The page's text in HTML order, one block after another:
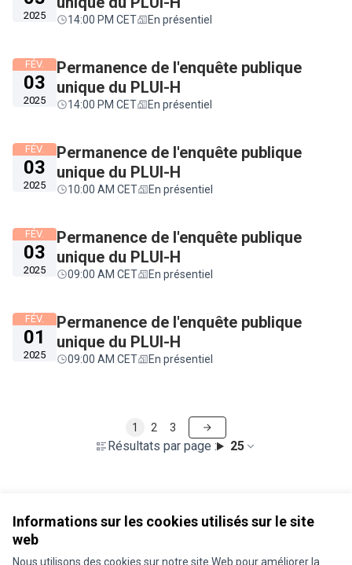
Informations sur les cookies utilisés sur le site
web
Nous utilisons des cookies sur notre site Web pour améliorer la
2025 14:00 PM CET En présentiel
FÉV.
03
2025
Permanence de l'enquête publique
unique du PLUI-H
14:00 PM CET En présentiel
FÉV.
03
2025
Permanence de l'enquête publique
unique du PLUI-H
10:00 AM CET En présentiel
FÉV.
03
2025
Permanence de l'enquête publique
unique du PLUI-H
09:00 AM CET En présentiel
FÉV.
01
2025
Permanence de l'enquête publique
unique du PLUI-H
09:00 AM CET En présentiel
Résultats par page : 25
1 2 3